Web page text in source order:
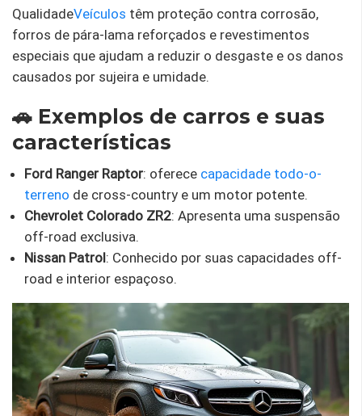
QualidadeVeículos têm proteção contra corrosão,
forros de pára-lama reforçados e revestimentos
especiais que ajudam a reduzir o desgaste e os danos
causados ​​por sujeira e umidade.
🚗 Exemplos de carros e suas
características
Ford Ranger Raptor: oferece capacidade todo-o-
terreno de cross-country e um motor potente.
Chevrolet Colorado ZR2: Apresenta uma suspensão
off-road exclusiva.
Nissan Patrol: Conhecido por suas capacidades off-
road e interior espaçoso.